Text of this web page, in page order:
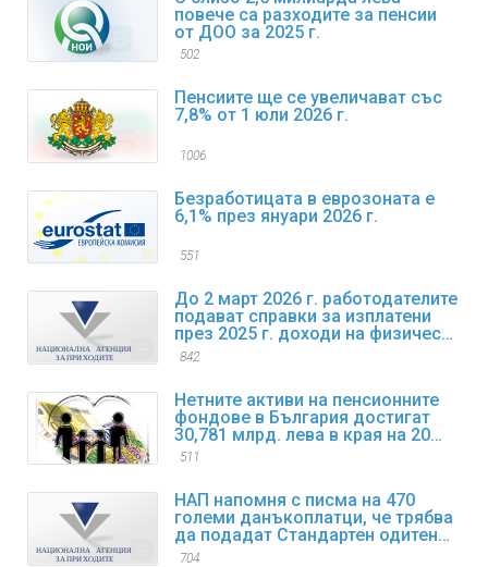
повече са разходите за пенсии
от ДОО за 2025 г.
502
Пенсиите ще се увеличават със
7,8% от 1 юли 2026 г.
1006
Безработицата в еврозоната е
6,1% през януари 2026 г.
551
До 2 март 2026 г. работодателите
подават справки за изплатени
през 2025 г. доходи на физически
лица
842
Нетните активи на пенсионните
фондове в България достигат
30,781 млрд. лева в края на 2025
г.
511
НАП напомня с писма на 470
големи данъкоплатци, че трябва
да подадат Стандартен одитен
файл за данъчни цели SAF-T за
704